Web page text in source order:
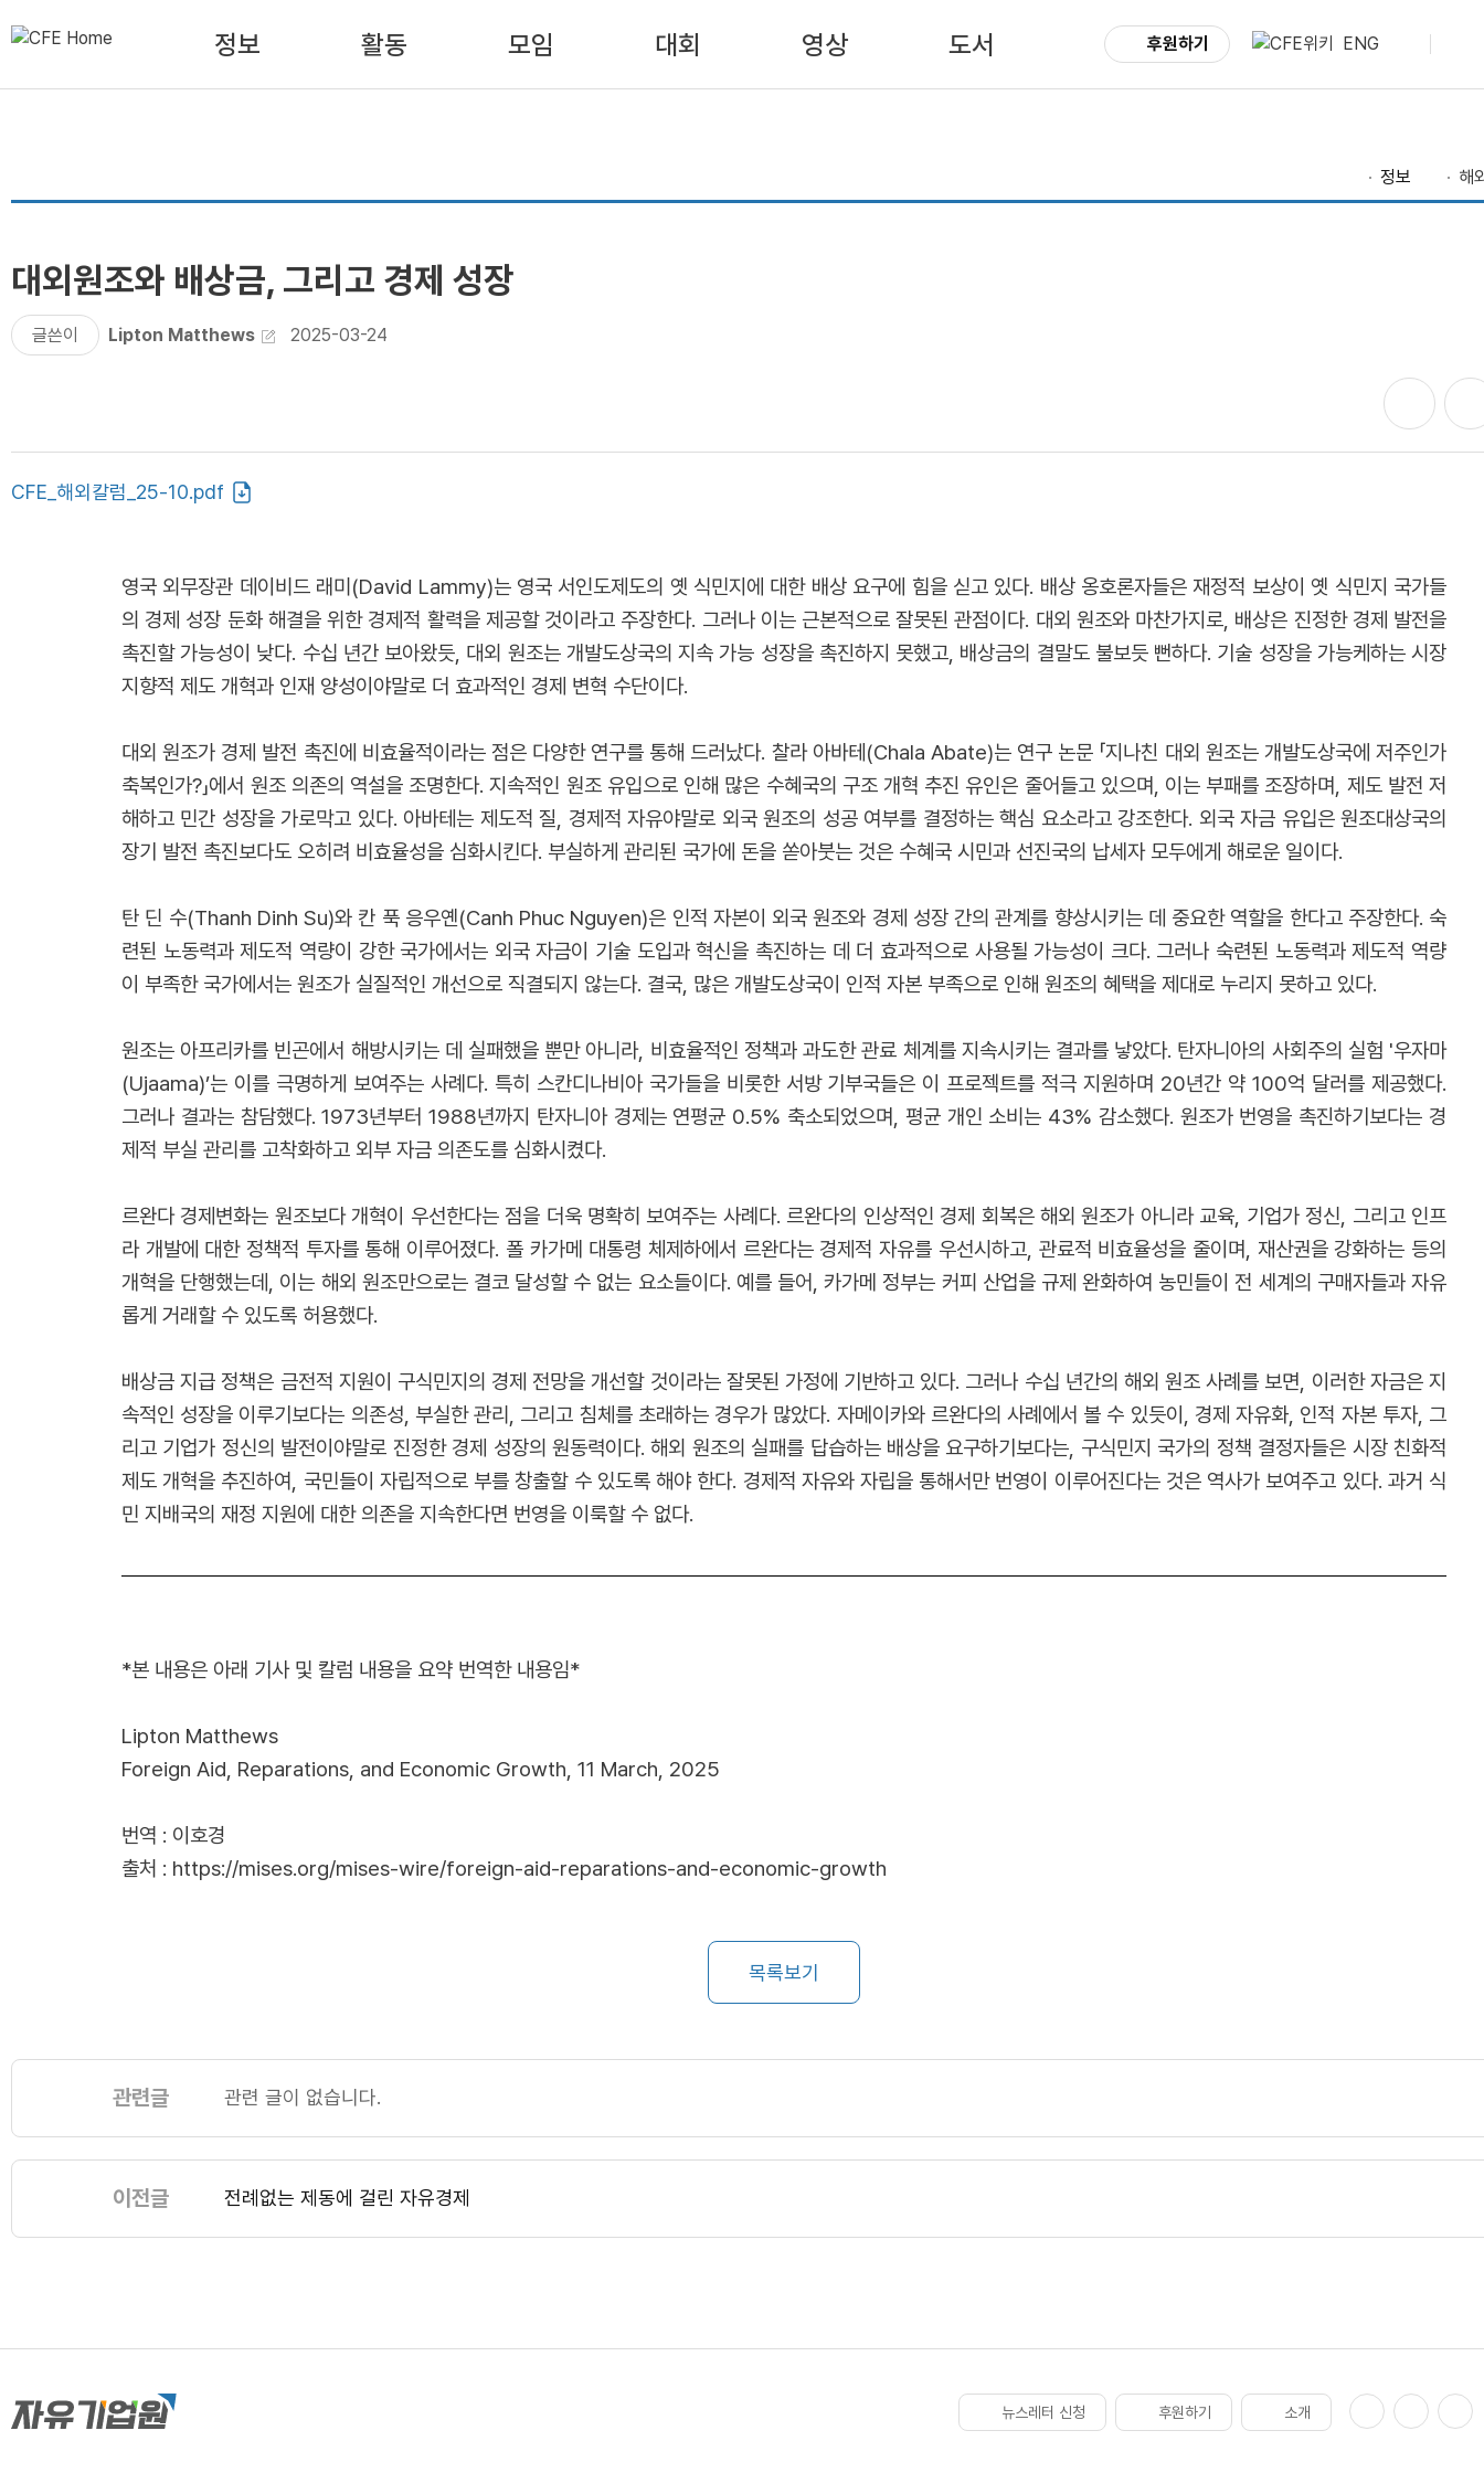
정보 활동 모임 대회 영상 도서 후원하기 ENG
정보 해
대외원조와 배상금, 그리고 경제 성장
글쓴이 Lipton Matthews 2025-03-24
CFE_해외칼럼_25-10.pdf
영국 외무장관 데이비드 래미(David Lammy)는 영국 서인도제도의 옛 식민지에 대한 배상 요구에 힘을 싣고 있다. 배상 옹호론자들은 재정적 보상이 옛 식민지 국가들
의 경제 성장 둔화 해결을 위한 경제적 활력을 제공할 것이라고 주장한다. 그러나 이는 근본적으로 잘못된 관점이다. 대외 원조와 마찬가지로, 배상은 진정한 경제 발전을
촉진할 가능성이 낮다. 수십 년간 보아왔듯, 대외 원조는 개발도상국의 지속 가능 성장을 촉진하지 못했고, 배상금의 결말도 불보듯 뻔하다. 기술 성장을 가능케하는 시장
지향적 제도 개혁과 인재 양성이야말로 더 효과적인 경제 변혁 수단이다.
대외 원조가 경제 발전 촉진에 비효율적이라는 점은 다양한 연구를 통해 드러났다. 찰라 아바테(Chala Abate)는 연구 논문 「지나친 대외 원조는 개발도상국에 저주인가
축복인가?」에서 원조 의존의 역설을 조명한다. 지속적인 원조 유입으로 인해 많은 수혜국의 구조 개혁 추진 유인은 줄어들고 있으며, 이는 부패를 조장하며, 제도 발전 저
해하고 민간 성장을 가로막고 있다. 아바테는 제도적 질, 경제적 자유야말로 외국 원조의 성공 여부를 결정하는 핵심 요소라고 강조한다. 외국 자금 유입은 원조대상국의
장기 발전 촉진보다도 오히려 비효율성을 심화시킨다. 부실하게 관리된 국가에 돈을 쏟아붓는 것은 수혜국 시민과 선진국의 납세자 모두에게 해로운 일이다.
탄 딘 수(Thanh Dinh Su)와 칸 푹 응우옌(Canh Phuc Nguyen)은 인적 자본이 외국 원조와 경제 성장 간의 관계를 향상시키는 데 중요한 역할을 한다고 주장한다. 숙
련된 노동력과 제도적 역량이 강한 국가에서는 외국 자금이 기술 도입과 혁신을 촉진하는 데 더 효과적으로 사용될 가능성이 크다. 그러나 숙련된 노동력과 제도적 역량
이 부족한 국가에서는 원조가 실질적인 개선으로 직결되지 않는다. 결국, 많은 개발도상국이 인적 자본 부족으로 인해 원조의 혜택을 제대로 누리지 못하고 있다.
원조는 아프리카를 빈곤에서 해방시키는 데 실패했을 뿐만 아니라, 비효율적인 정책과 과도한 관료 체계를 지속시키는 결과를 낳았다. 탄자니아의 사회주의 실험 '우자마
(Ujaama)’는 이를 극명하게 보여주는 사례다. 특히 스칸디나비아 국가들을 비롯한 서방 기부국들은 이 프로젝트를 적극 지원하며 20년간 약 100억 달러를 제공했다.
그러나 결과는 참담했다. 1973년부터 1988년까지 탄자니아 경제는 연평균 0.5% 축소되었으며, 평균 개인 소비는 43% 감소했다. 원조가 번영을 촉진하기보다는 경
제적 부실 관리를 고착화하고 외부 자금 의존도를 심화시켰다.
르완다 경제변화는 원조보다 개혁이 우선한다는 점을 더욱 명확히 보여주는 사례다. 르완다의 인상적인 경제 회복은 해외 원조가 아니라 교육, 기업가 정신, 그리고 인프
라 개발에 대한 정책적 투자를 통해 이루어졌다. 폴 카가메 대통령 체제하에서 르완다는 경제적 자유를 우선시하고, 관료적 비효율성을 줄이며, 재산권을 강화하는 등의
개혁을 단행했는데, 이는 해외 원조만으로는 결코 달성할 수 없는 요소들이다. 예를 들어, 카가메 정부는 커피 산업을 규제 완화하여 농민들이 전 세계의 구매자들과 자유
롭게 거래할 수 있도록 허용했다.
배상금 지급 정책은 금전적 지원이 구식민지의 경제 전망을 개선할 것이라는 잘못된 가정에 기반하고 있다. 그러나 수십 년간의 해외 원조 사례를 보면, 이러한 자금은 지
속적인 성장을 이루기보다는 의존성, 부실한 관리, 그리고 침체를 초래하는 경우가 많았다. 자메이카와 르완다의 사례에서 볼 수 있듯이, 경제 자유화, 인적 자본 투자, 그
리고 기업가 정신의 발전이야말로 진정한 경제 성장의 원동력이다. 해외 원조의 실패를 답습하는 배상을 요구하기보다는, 구식민지 국가의 정책 결정자들은 시장 친화적
제도 개혁을 추진하여, 국민들이 자립적으로 부를 창출할 수 있도록 해야 한다. 경제적 자유와 자립을 통해서만 번영이 이루어진다는 것은 역사가 보여주고 있다. 과거 식
민 지배국의 재정 지원에 대한 의존을 지속한다면 번영을 이룩할 수 없다.
*본 내용은 아래 기사 및 칼럼 내용을 요약 번역한 내용임*
Lipton Matthews
Foreign Aid, Reparations, and Economic Growth, 11 March, 2025
번역 : 이호경
출처 : https://mises.org/mises-wire/foreign-aid-reparations-and-economic-growth
목록보기
관련글 관련 글이 없습니다.
이전글 전례없는 제동에 걸린 자유경제
뉴스레터 신청 후원하기 소개